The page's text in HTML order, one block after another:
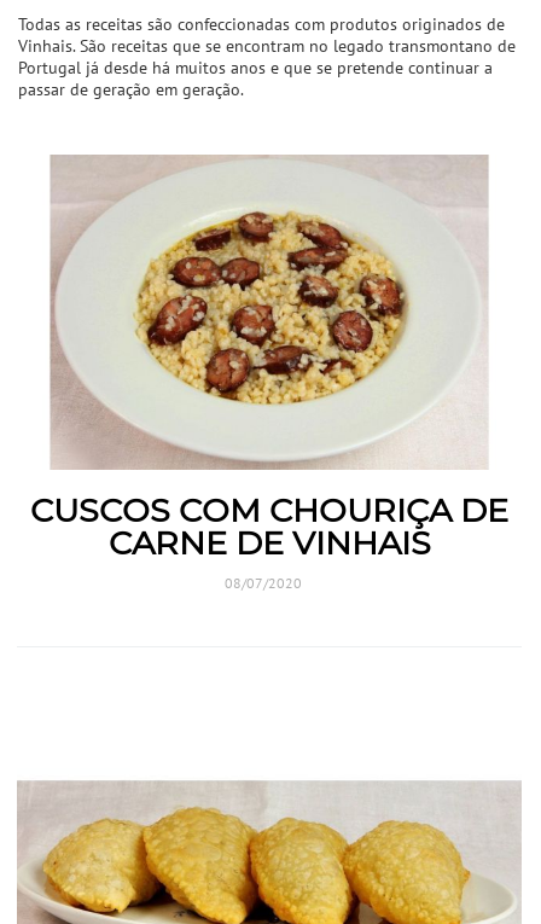
Todas as receitas são confeccionadas com produtos originados de
Vinhais. São receitas que se encontram no legado transmontano de
Portugal já desde há muitos anos e que se pretende continuar a
passar de geração em geração.
CUSCOS COM CHOURIÇA DE
CARNE DE VINHAIS
08/07/2020